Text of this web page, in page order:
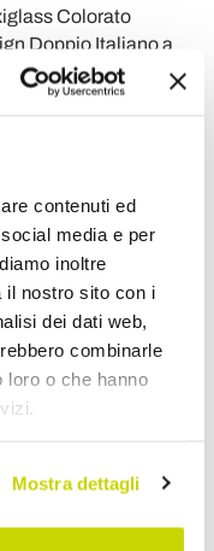
contenuti ed
media e per
inoltre
il nostro sito con i
dei dati web,
combinarle
loro o che hanno
Mostra dettagli
Colorato
Doppio Italiano a
- Freddie
da Parete in